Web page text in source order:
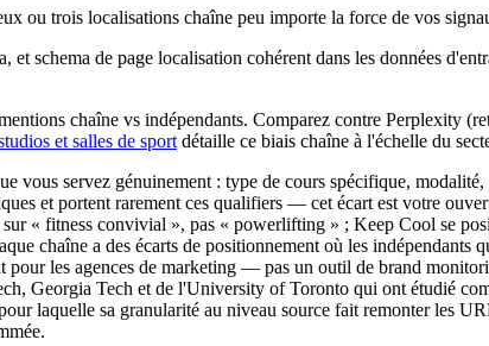
ou trois localisations chaîne peu importe la force de vos
schema de page localisation cohérent dans les données
chaîne vs indépendants. Comparez contre Perplexity
et salles de sport détaille ce biais chaîne à l'échelle du
vous servez génuinement : type de cours spécifique,
et portent rarement ces qualifiers — cet écart est votre
« fitness convivial », pas « powerlifting » ; Keep Cool se
chaîne a des écarts de positionnement où les indépendants
les agences de marketing — pas un outil de brand
Georgia Tech et de l'University of Toronto qui ont étudié
laquelle sa granularité au niveau source fait remonter les